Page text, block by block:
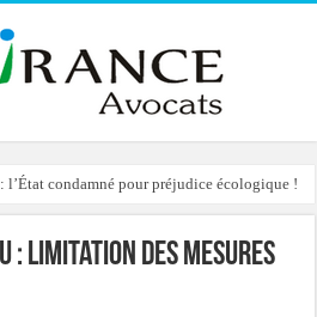
l’État condamné pour préjudice écologique !
: le préfet condamné à délivrer
: limitation des mesures